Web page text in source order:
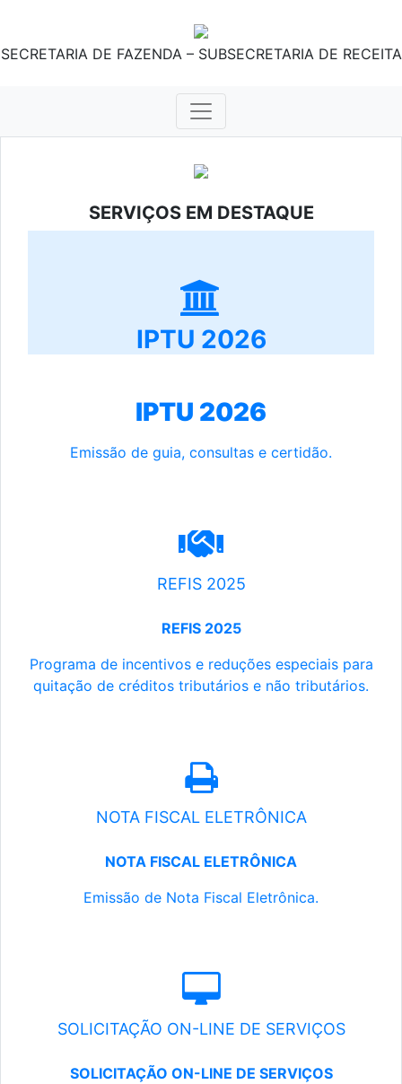
SECRETARIA DE FAZENDA – SUBSECRETARIA DE RECEITA
SERVIÇOS EM DESTAQUE
IPTU 2026
IPTU 2026
Emissão de guia, consultas e certidão.
REFIS 2025
REFIS 2025
Programa de incentivos e reduções especiais para
quitação de créditos tributários e não tributários.
NOTA FISCAL ELETRÔNICA
NOTA FISCAL ELETRÔNICA
Emissão de Nota Fiscal Eletrônica.
SOLICITAÇÃO ON-LINE DE SERVIÇOS
SOLICITAÇÃO ON-LINE DE SERVIÇOS